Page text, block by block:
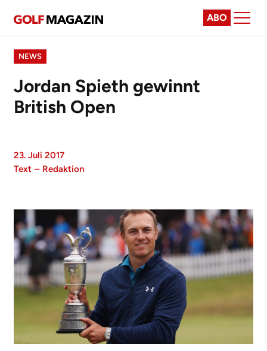
ABO
NEWS
Jordan Spieth gewinnt
British Open
23. Juli 2017
Text – Redaktion